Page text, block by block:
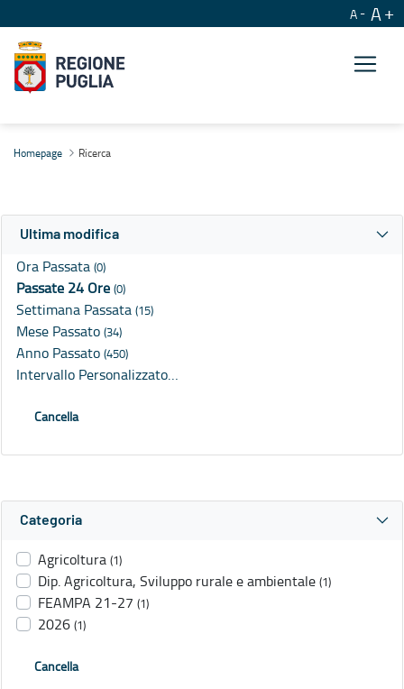
A A
Homepage Ricerca
Ultima modifica
Ora Passata (0)
Passate 24 Ore (0)
Settimana Passata (15)
Mese Passato (34)
Anno Passato (450)
Intervallo Personalizzato…
Cancella
Categoria
Agricoltura (1)
Dip. Agricoltura, Sviluppo rurale e ambientale (1)
FEAMPA 21-27 (1)
2026 (1)
Cancella